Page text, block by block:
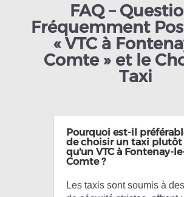
FAQ –
Fréquemment
« VTC à
Comte » et le
Taxi
Pourquoi est-il
de choisir un taxi plutôt
qu'un VTC à Fontenay-
Comte ?
Les taxis sont soumis à